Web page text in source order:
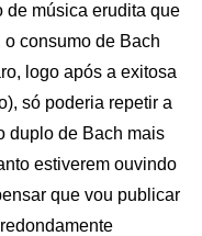
de música erudita que
consumo de Bach
logo após a exitosa
só poderia repetir a
duplo de Bach mais
estiverem ouvindo
que vou publicar